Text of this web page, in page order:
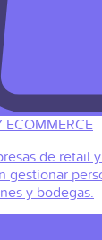
ECOMMERCE
de retail
gestionar
y bodegas.